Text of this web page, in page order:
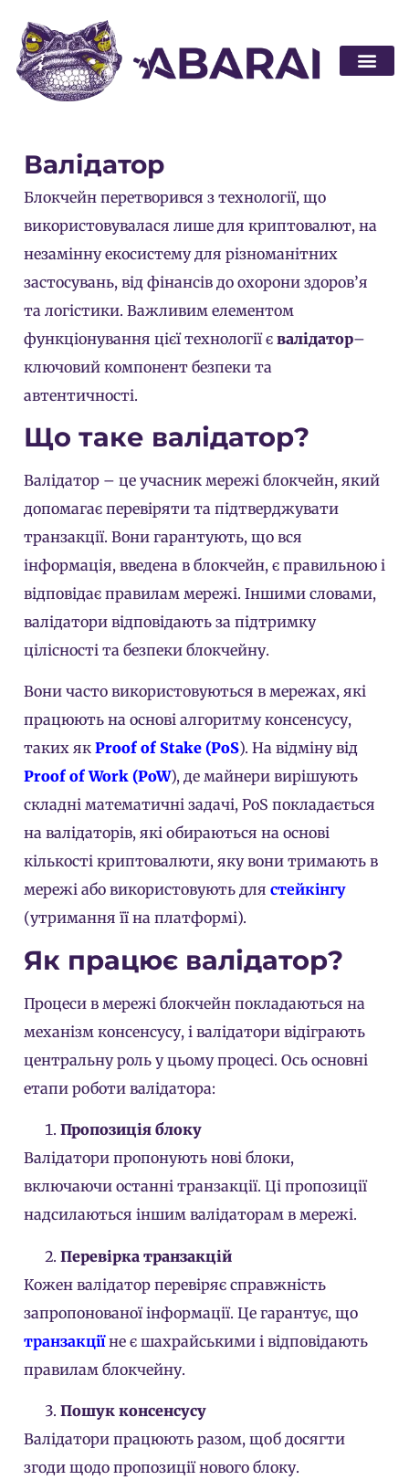
Валідатор
Блокчейн перетворився з технології, що
використовувалася лише для криптовалют, на
незамінну екосистему для різноманітних
застосувань, від фінансів до охорони здоров’я
та логістики. Важливим елементом
функціонування цієї технології є валідатор–
ключовий компонент безпеки та
автентичності.
Що таке валідатор?
Валідатор – це учасник мережі блокчейн, який
допомагає перевіряти та підтверджувати
транзакції. Вони гарантують, що вся
інформація, введена в блокчейн, є правильною і
відповідає правилам мережі. Іншими словами,
валідатори відповідають за підтримку
цілісності та безпеки блокчейну.
Вони часто використовуються в мережах, які
працюють на основі алгоритму консенсусу,
таких як Proof of Stake (PoS). На відміну від
Proof of Work (PoW), де майнери вирішують
складні математичні задачі, PoS покладається
на валідаторів, які обираються на основі
кількості криптовалюти, яку вони тримають в
мережі або використовують для стейкінгу
(утримання її на платформі).
Як працює валідатор?
Процеси в мережі блокчейн покладаються на
механізм консенсусу, і валідатори відіграють
центральну роль у цьому процесі. Ось основні
етапи роботи валідатора:
Пропозиція блоку
Валідатори пропонують нові блоки,
включаючи останні транзакції. Ці пропозиції
надсилаються іншим валідаторам в мережі.
Перевірка транзакцій
Кожен валідатор перевіряє справжність
запропонованої інформації. Це гарантує, що
транзакціїне є шахрайськими і відповідають
правилам блокчейну.
Пошук консенсусу
Валідатори працюють разом, щоб досягти
згоди щодо пропозиції нового блоку.